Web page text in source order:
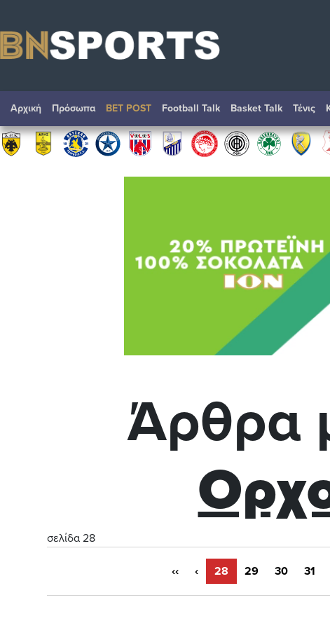
Αρχική Πρόσωπα BET POST Football Talk Basket Talk Τένις
Άρθρα
σελίδα 28
‹‹ ‹ 28 29 30 31